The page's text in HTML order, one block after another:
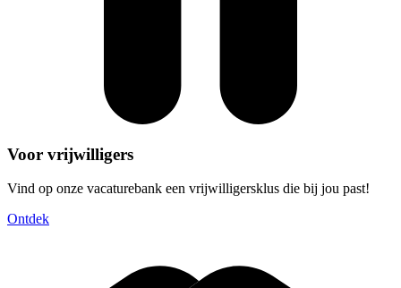
Voor vrijwilligers
Vind op onze vacaturebank een vrijwilligersklus die bij jou past!
Ontdek